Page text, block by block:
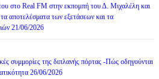
στο Real FM στην εκπομπή του Δ. Μιχαλέλη και
αποτελέσματα των εξετάσεων και τα
21/06/2026
συμμορίες της διπλανής πόρτας -Πώς οδηγούνται
26/06/2026